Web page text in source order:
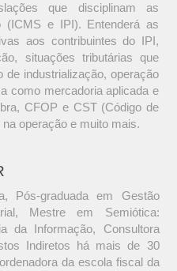
que disciplinam as
(ICMS e IPI). Entenderá as
aos contribuintes do IPI,
situações tributárias que
industrialização, operação
como mercadoria aplicada e
CFOP e CST (Código de
operação e muito mais.
Pós-graduada em Gestão
Mestre em Semiótica:
da Informação, Consultora
Indiretos há mais de 30
da escola fiscal da